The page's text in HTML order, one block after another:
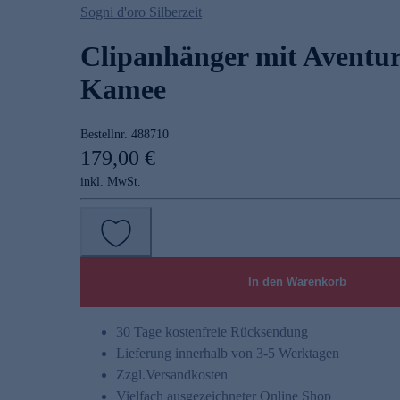
Sogni d'oro Silberzeit
Clipanhänger mit
Kamee
Bestellnr. 488710
179,00 €
inkl. MwSt.
In den Warenkorb
30 Tage kostenfreie Rücksendung
Lieferung innerhalb von 3-5 Werktagen
Zzgl.Versandkosten
Vielfach ausgezeichneter Online Shop